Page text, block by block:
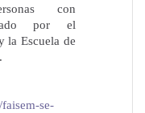
con
por el
la Escuela de
se-